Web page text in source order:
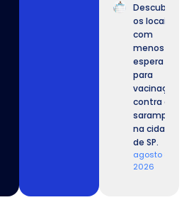
Descubra
os locais
com
menos
espera
para
vacinação
contra o
sarampo
na cidade
de SP.
agosto 8,
2026